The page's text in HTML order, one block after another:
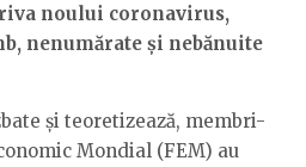
noului coronavirus,
nenumărate și nebănuite
și teoretizează, membri-
Mondial (FEM) au